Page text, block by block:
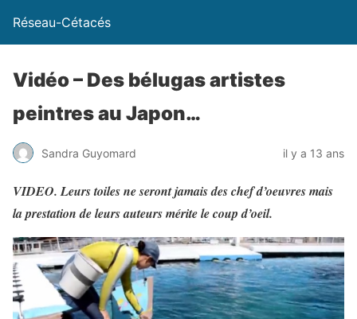
Réseau-Cétacés
Vidéo – Des bélugas artistes
peintres au Japon…
Sandra Guyomard il y a 13 ans
VIDEO. Leurs toiles ne seront jamais des chef d’oeuvres mais
la prestation de leurs auteurs mérite le coup d’oeil.